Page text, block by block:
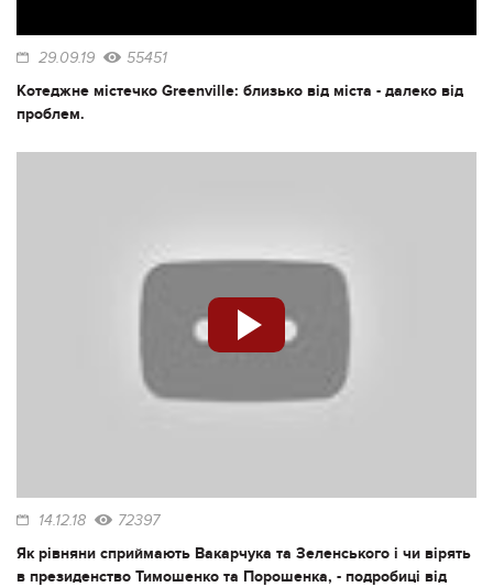
29.09.19 55451
Котеджне містечко Greenville: близько від міста - далеко від
проблем.
14.12.18 72397
Як рівняни сприймають Вакарчука та Зеленського і чи вірять
в президенство Тимошенко та Порошенка, - подробиці від